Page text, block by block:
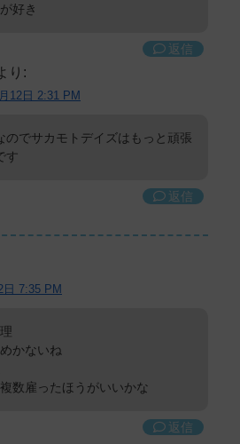
好き
返信
り:
12日 2:31 PM
のでサカモトデイズはもっと頑張
す
返信
日 7:35 PM
かないね
数雇ったほうがいいかな
返信